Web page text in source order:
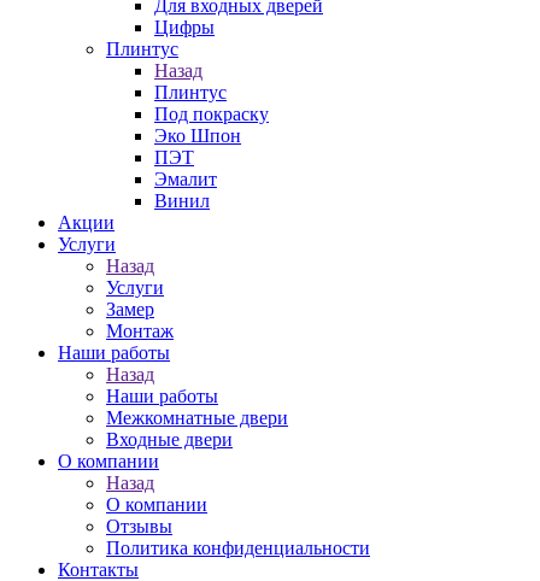
Для входных дверей
Цифры
Плинтус
Назад
Плинтус
Под покраску
Эко Шпон
ПЭТ
Эмалит
Винил
Акции
Услуги
Назад
Услуги
Замер
Монтаж
Наши работы
Назад
Наши работы
Межкомнатные двери
Входные двери
О компании
Назад
О компании
Отзывы
Политика конфиденциальности
Контакты